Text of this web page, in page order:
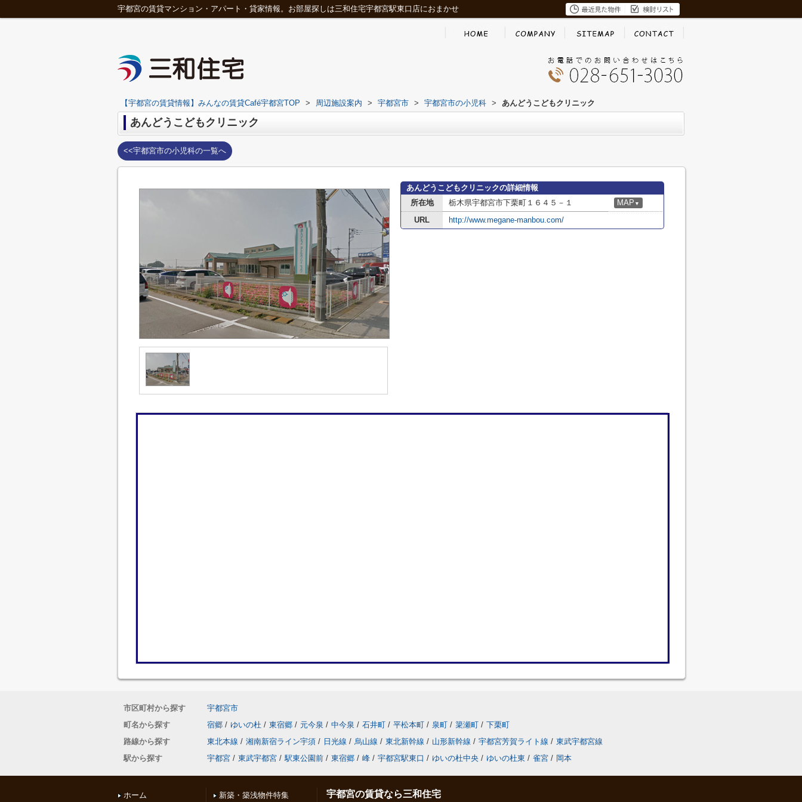
宇都宮の賃貸マンション・アパート・貸家情報。お部屋探しは三和住宅宇都宮駅東口店におまかせ
【宇都宮の賃貸情報】みんなの賃貸Café宇都宮TOP > 周辺施設案内 > 宇都宮市 > 宇都宮市の小児科 > あんどうこどもクリニック
あんどうこどもクリニック
<<宇都宮市の小児科の一覧へ
あんどうこどもクリニックの詳細情報
所在地
栃木県宇都宮市下栗町１６４５－１ MAP ▼
URL http://www.megane-manbou.com/
市区町村から探す
宇都宮市
町名から探す
宿郷 / ゆいの杜 / 東宿郷 / 元今泉 / 中今泉 / 石井町 / 平松本町 / 泉町 / 簗瀬町 / 下栗町
路線から探す
東北本線 / 湘南新宿ライン宇須 / 日光線 / 烏山線 / 東北新幹線 / 山形新幹線 / 宇都宮芳賀ライト線 / 東武宇都宮線
駅から探す
宇都宮 / 東武宇都宮 / 駅東公園前 / 東宿郷 / 峰 / 宇都宮駅東口 / ゆいの杜中央 / ゆいの杜東 / 雀宮 / 岡本
ホーム 新築・築浅物件特集 宇都宮の賃貸なら三和住宅